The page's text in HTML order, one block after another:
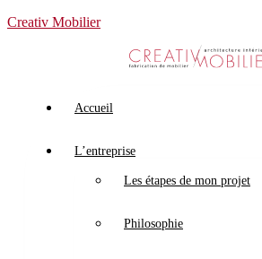
Creativ Mobilier
Accueil
L’entreprise
Les étapes de mon projet
Philosophie